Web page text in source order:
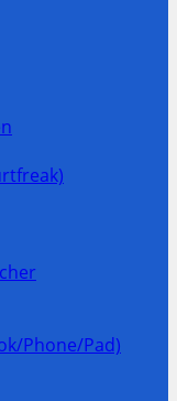
Phone/Pad)